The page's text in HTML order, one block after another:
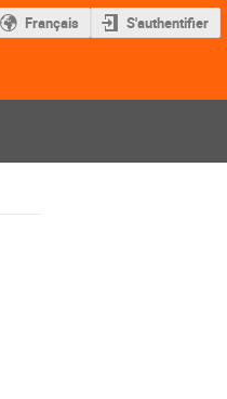
Français S'authentifier